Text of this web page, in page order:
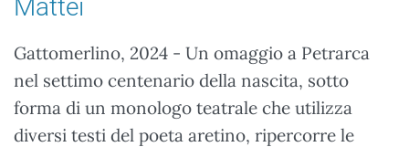
Mattei
Gattomerlino, 2024 - Un omaggio a Petrarca
nel settimo centenario della nascita, sotto
forma di un monologo teatrale che utilizza
diversi testi del poeta aretino, ripercorre le